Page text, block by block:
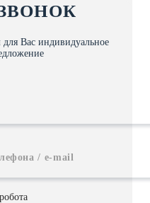
Вас индивидуальное